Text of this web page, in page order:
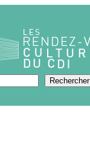
Rechercher